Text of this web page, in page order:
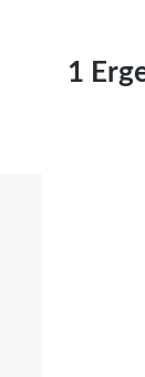
Maximilian Kosing
1